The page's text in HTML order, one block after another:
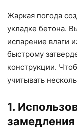
Жаркая погода
укладке бетона.
испарение влаги
быстрому
конструкции.
учитывать
1.